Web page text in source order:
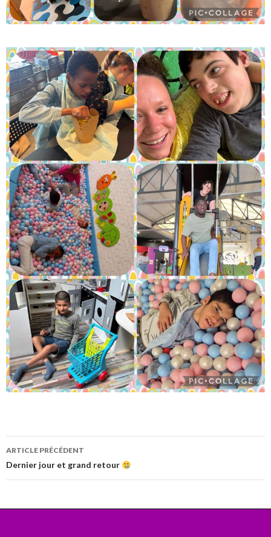
Navigation
des
ARTICLE PRÉCÉDENT
Dernier jour et grand retour